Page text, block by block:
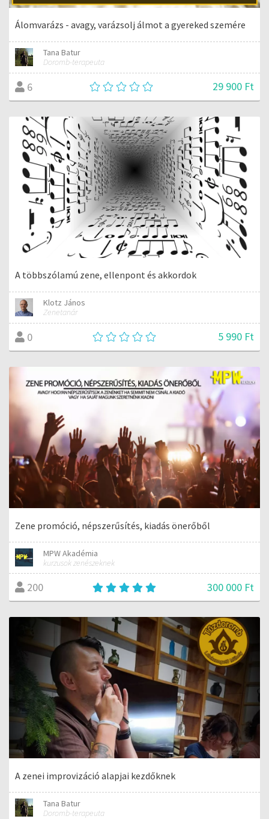
Álomvarázs - avagy, varázsolj álmot a gyereked szemére
Tana Batur
Doromb-terapeuta
6 29 900 Ft
A többszólamú zene, ellenpont és akkordok
Klotz János
Zenetanár
0 5 990 Ft
Zene promóció, népszerűsítés, kiadás önerőből
MPW Akadémia
kurzusok zenészeknek
200 300 000 Ft
A zenei improvizáció alapjai kezdőknek
Tana Batur
Doromb-terapeuta